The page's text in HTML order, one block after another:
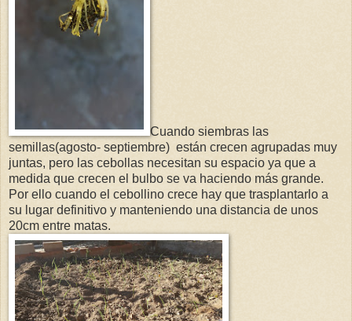
Cuando siembras las
semillas(agosto- septiembre) están crecen agrupadas muy
juntas, pero las cebollas necesitan su espacio ya que a
medida que crecen el bulbo se va haciendo más grande.
Por ello cuando el cebollino crece hay que trasplantarlo a
su lugar definitivo y manteniendo una distancia de unos
20cm entre matas.